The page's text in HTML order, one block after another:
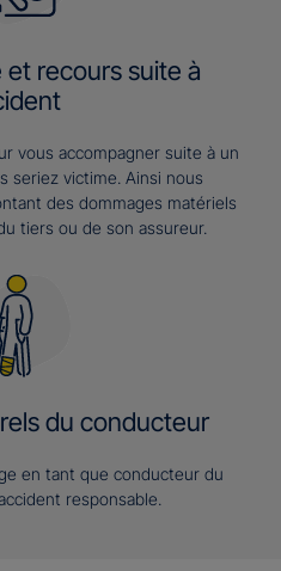
recours suite à
vous accompagner suite à un
seriez victime. Ainsi nous
des dommages matériels
tiers ou de son assureur.
du conducteur
en tant que conducteur du
responsable.